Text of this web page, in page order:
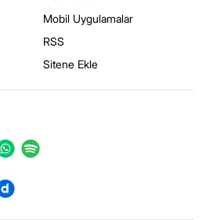
Mobil Uygulamalar
RSS
Sitene Ekle